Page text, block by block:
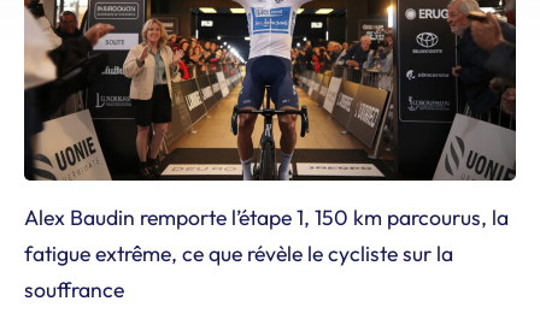
Alex Baudin remporte l’étape 1, 150 km parcourus, la
fatigue extrême, ce que révèle le cycliste sur la
souffrance